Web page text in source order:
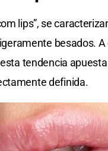
lips”, se
besados.
tendencia
definida.